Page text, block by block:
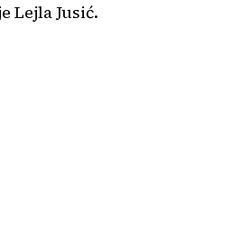
Lejla Jusić.